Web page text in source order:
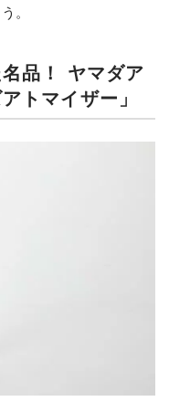
。
品！ ヤマダア
トマイザー」